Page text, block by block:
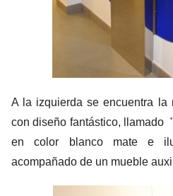
A la izquierda se encuentra la
con diseño fantástico, llamado
en color blanco mate e
acompañado de un mueble